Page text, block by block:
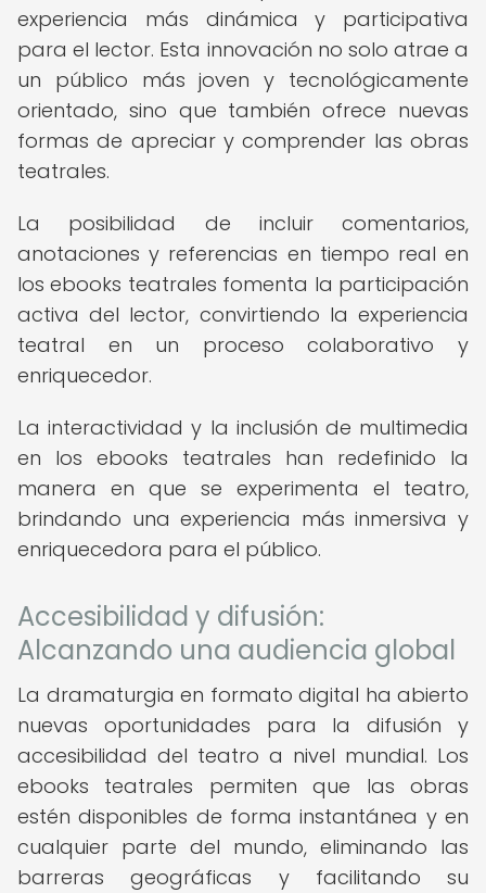
experiencia más dinámica y participativa
para el lector. Esta innovación no solo atrae a
un público más joven y tecnológicamente
orientado, sino que también ofrece nuevas
formas de apreciar y comprender las obras
teatrales.
La posibilidad de incluir comentarios,
anotaciones y referencias en tiempo real en
los ebooks teatrales fomenta la participación
activa del lector, convirtiendo la experiencia
teatral en un proceso colaborativo y
enriquecedor.
La interactividad y la inclusión de multimedia
en los ebooks teatrales han redefinido la
manera en que se experimenta el teatro,
brindando una experiencia más inmersiva y
enriquecedora para el público.
Accesibilidad y difusión:
Alcanzando una audiencia global
La dramaturgia en formato digital ha abierto
nuevas oportunidades para la difusión y
accesibilidad del teatro a nivel mundial. Los
ebooks teatrales permiten que las obras
estén disponibles de forma instantánea y en
cualquier parte del mundo, eliminando las
barreras geográficas y facilitando su